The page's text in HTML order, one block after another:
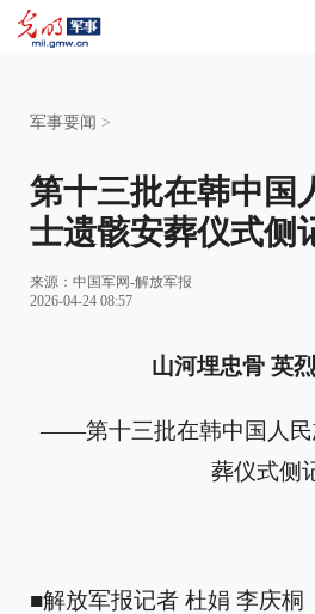
军事要闻 >
第十三批在韩中国
士遗骸安葬仪式侧
来源： 中国军网-解放军报
2026-04-24 08:57
山河埋忠骨 英
——第十三批在韩中国人民
葬仪式侧
■解放军报记者 杜娟 李庆桐